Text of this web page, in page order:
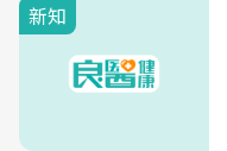
新知